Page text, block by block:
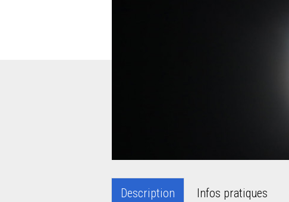
Description Infos pratiques